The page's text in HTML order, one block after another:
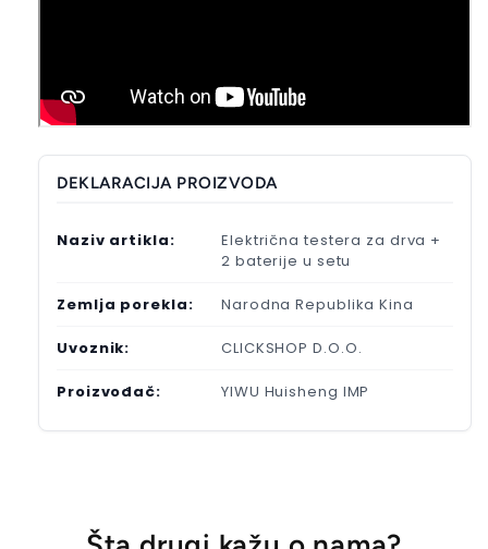
DEKLARACIJA PROIZVODA
Naziv artikla:
Električna testera za drva +
2 baterije u setu
Zemlja porekla: Narodna Republika Kina
Uvoznik: CLICKSHOP D.O.O.
Proizvođač: YIWU Huisheng IMP